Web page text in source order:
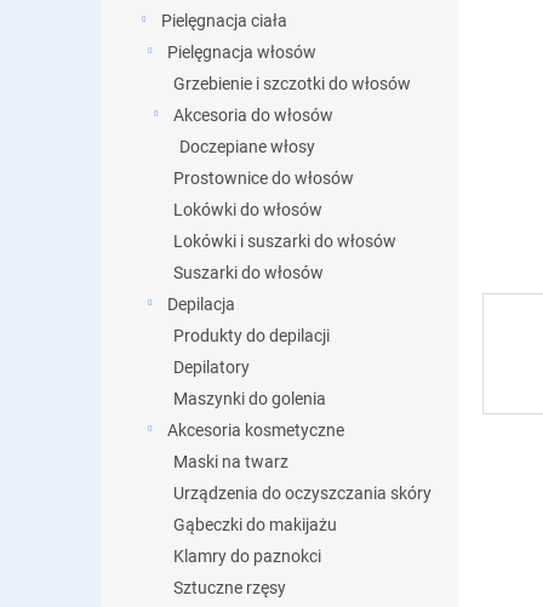
Pielęgnacja ciała
Pielęgnacja włosów
Grzebienie i szczotki do włosów
Akcesoria do włosów
Doczepiane włosy
Prostownice do włosów
Lokówki do włosów
Lokówki i suszarki do włosów
Suszarki do włosów
Depilacja
Produkty do depilacji
Depilatory
Maszynki do golenia
Akcesoria kosmetyczne
Maski na twarz
Urządzenia do oczyszczania skóry
Gąbeczki do makijażu
Klamry do paznokci
Sztuczne rzęsy